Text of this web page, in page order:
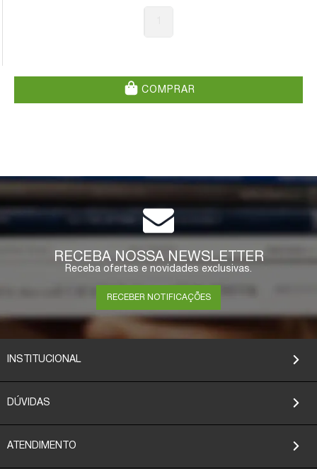
COMPRAR
RECEBA NOSSA NEWSLETTER
Receba ofertas e novidades exclusivas.
RECEBER NOTIFICAÇÕES
INSTITUCIONAL
DÚVIDAS
ATENDIMENTO